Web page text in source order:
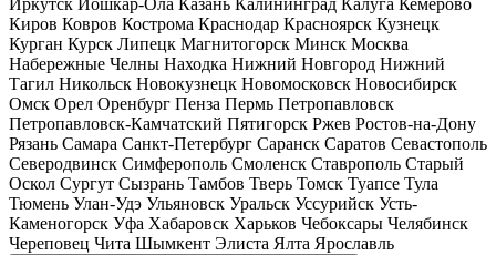
Иркутск Йошкар-Ола Казань Калининград Калуга Кемерово
Киров Ковров Кострома Краснодар Красноярск Кузнецк
Курган Курск Липецк Магнитогорск Минск Москва
Набережные Челны Находка Нижний Новгород Нижний
Тагил Никольск Новокузнецк Новомосковск Новосибирск
Омск Орел Оренбург Пенза Пермь Петропавловск
Петропавловск-Камчатский Пятигорск Ржев Ростов-на-Дону
Рязань Самара Санкт-Петербург Саранск Саратов Севастополь
Северодвинск Симферополь Смоленск Ставрополь Старый
Оскол Сургут Сызрань Тамбов Тверь Томск Туапсе Тула
Тюмень Улан-Удэ Ульяновск Уральск Уссурийск Усть-
Каменогорск Уфа Хабаровск Харьков Чебоксары Челябинск
Череповец Чита Шымкент Элиста Ялта Ярославль